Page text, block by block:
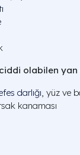
olabilen yan
darlığı, yüz ve
kanaması